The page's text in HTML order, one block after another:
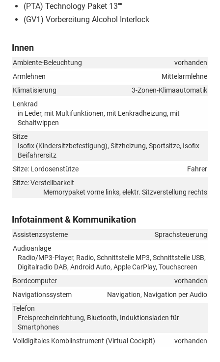
(PTA) Technology Paket 13""
(GV1) Vorbereitung Alcohol Interlock
Innen
Ambiente-Beleuchtung
vorhanden
Armlehnen
Mittelarmlehne
Klimatisierung
3-Zonen-Klimaautomatik
Lenkrad
in Leder, mit Multifunktionen, mit Lenkradheizung, mit
Schaltwippen
Sitze
Isofix (Kindersitzbefestigung), Sitzheizung, Sportsitze, Isofix
Beifahrersitz
Sitze: Lordosenstütze
Fahrer
Sitze: Verstellbarkeit
Memorypaket vorne links, elektr. Sitzverstellung rechts
Infotainment & Kommunikation
Assistenzsysteme
Sprachsteuerung
Audioanlage
Radio/MP3-Player, Radio, Schnittstelle MP3, Schnittstelle USB,
Digitalradio DAB, Android Auto, Apple CarPlay, Touchscreen
Bordcomputer
vorhanden
Navigationssystem
Navigation, Navigation per Audio
Telefon
Freisprecheinrichtung, Bluetooth, Induktionsladen für
Smartphones
Volldigitales Kombiinstrument (Virtual Cockpit)
vorhanden